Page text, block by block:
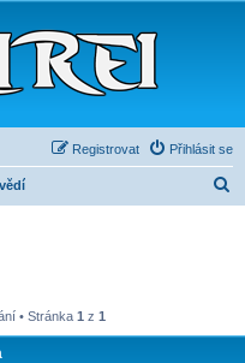
Přihlásit se
Registrovat
• Stránka 1 z 1